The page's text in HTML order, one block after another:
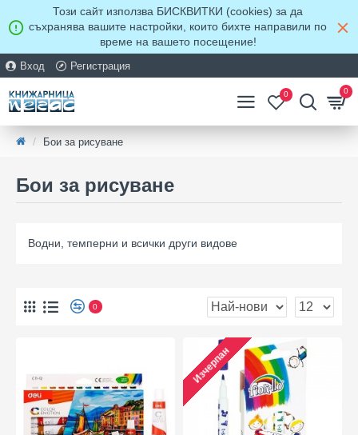
Този сайт използва БИСКВИТКИ (cookies) за да
съхранява вашите настройки, които бихте направили по
време на вашето посещение!
Вход Регистрация
0 0
Бои за рисуване
Бои за рисуване
Водни, темперни и всички други видове
0
Изчерпан